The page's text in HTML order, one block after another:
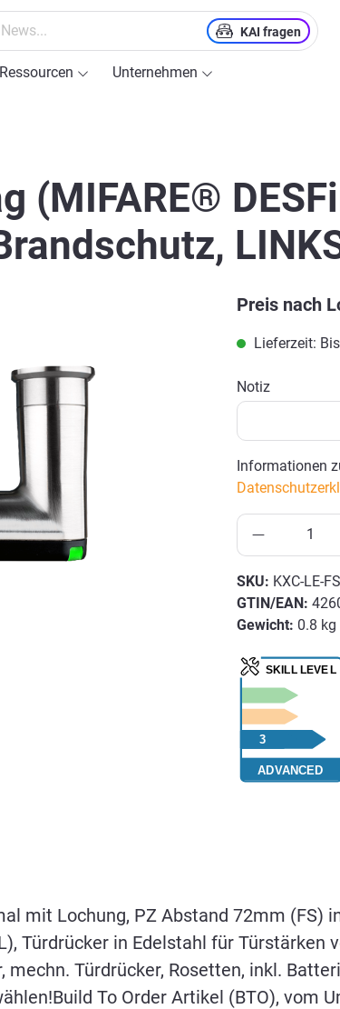
KAI fragen
Ressourcen Unternehmen
(MIFARE®
Preis nach
Lieferzeit:
Notiz
Informationen
SKU: KXC-LE-
GTIN/EAN:
Gewicht: 0.8 kg
mit Lochung, PZ Abstand 72mm (FS)
Türdrücker in Edelstahl für Türstärken
Türdrücker, Rosetten, inkl.
To Order Artikel (BTO), vom